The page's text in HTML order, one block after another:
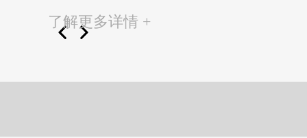
了解更多详情 +